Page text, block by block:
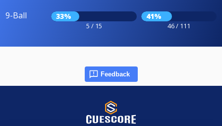
9-Ball 33%
5 / 15
41%
46 / 111
Feedback